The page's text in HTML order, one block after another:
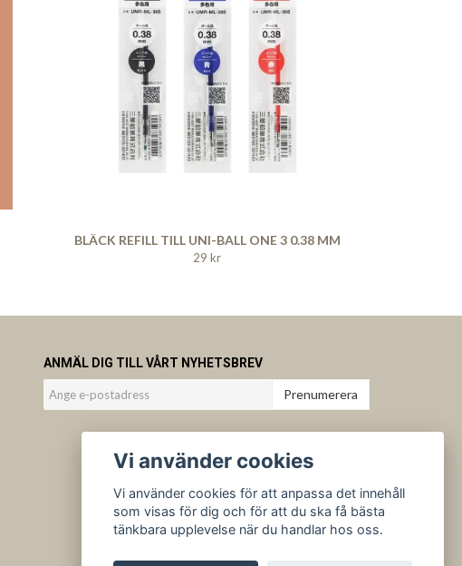
BLÄCK REFILL TILL UNI-BALL ONE 3 0.38 MM
29 kr
ANMÄL DIG TILL VÅRT NYHETSBREV
Prenumerera
Vi använder cookies
Vi använder cookies för att anpassa det innehåll
som visas för dig och för att du ska få bästa
tänkbara upplevelse när du handlar hos oss.